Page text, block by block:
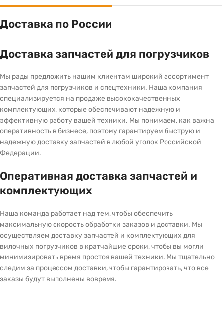
Доставка по России
Доставка запчастей для погрузчиков
Мы рады предложить нашим клиентам широкий ассортимент
запчастей для погрузчиков и спецтехники. Наша компания
специализируется на продаже высококачественных
комплектующих, которые обеспечивают надежную и
эффективную работу вашей техники. Мы понимаем, как важна
оперативность в бизнесе, поэтому гарантируем быструю и
надежную доставку запчастей в любой уголок Российской
Федерации.
Оперативная доставка запчастей и
комплектующих
Наша команда работает над тем, чтобы обеспечить
максимальную скорость обработки заказов и доставки. Мы
осуществляем доставку запчастей и комплектующих для
вилочных погрузчиков в кратчайшие сроки, чтобы вы могли
минимизировать время простоя вашей техники. Мы тщательно
следим за процессом доставки, чтобы гарантировать, что все
заказы будут выполнены вовремя.